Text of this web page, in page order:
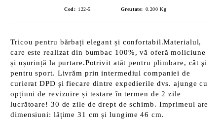
Cod: 122-5 Greutate: 0.200 Kg
Tricou pentru bărbați elegant și confortabil.Materialul,
care este realizat din bumbac 100%, vă oferă moliciune
și ușurință la purtare.Potrivit atât pentru plimbare, cât şi
pentru sport. Livrăm prin intermediul companiei de
curierat DPD și fiecare dintre expedierile dvs. ajunge cu
opțiuni de revizuire și testare în termen de 2 zile
lucrătoare! 30 de zile de drept de schimb. Imprimeul are
dimensiuni: lățime 31 cm și lungime 46 cm.